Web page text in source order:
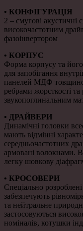
• КОНФІГУРАЦІЯ
2 – смугові акустичні
високочастотним
фазоінвертором
• КОРПУС
Форма корпусу та
для запобігання
панелей МДФ
ребрами жорсткості
звукопоглинальним
• ДРАЙВЕРИ
Динамічні головки
мають відмінні
середньочастотних
армовані волокнами.
легку шовкову
• КРОСОВЕРИ
Спеціально
забезпечують
та нейтральне
застосовуються
номіналів, котушки